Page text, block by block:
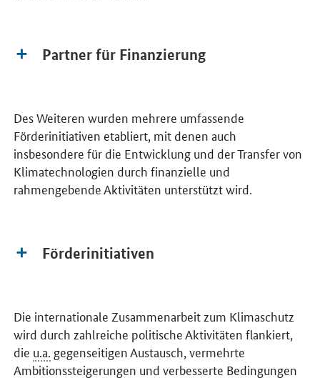
Partner für Finanzierung
Des Weiteren wurden mehrere umfassende
Förderinitiativen etabliert, mit denen auch
insbesondere für die Entwicklung und der Transfer von
Klimatechnologien durch finanzielle und
rahmengebende Aktivitäten unterstützt wird.
Förderinitiativen
Die internationale Zusammenarbeit zum Klimaschutz
wird durch zahlreiche politische Aktivitäten flankiert,
die u.a. gegenseitigen Austausch, vermehrte
Ambitionssteigerungen und verbesserte Bedingungen